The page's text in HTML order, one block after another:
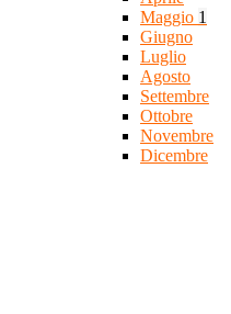
Maggio 1
Giugno
Luglio
Agosto
Settembre
Ottobre
Novembre
Dicembre